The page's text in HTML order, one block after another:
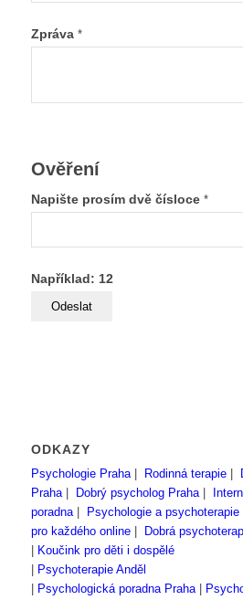
Zpráva *
Ověření
Napište prosím dvě čísloce *
Například: 12
ODKAZY
Psychologie Praha| Rodinná terapie|
Praha| Dobrý psycholog Praha|
poradna| Psychologie a psychoterapie
pro každého online|
Dobrá
Koučink pro děti i dospělé
Psychoterapie Anděl
Psychologická poradna Praha|